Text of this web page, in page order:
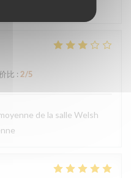
比 : 2/5
de la salle Welsh